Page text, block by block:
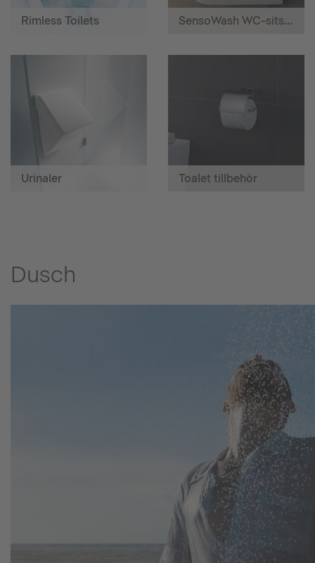
Rimless Toilets SensoWash WC-sits med hygiendusch
Urinaler Toalet tillbehör
Dusch